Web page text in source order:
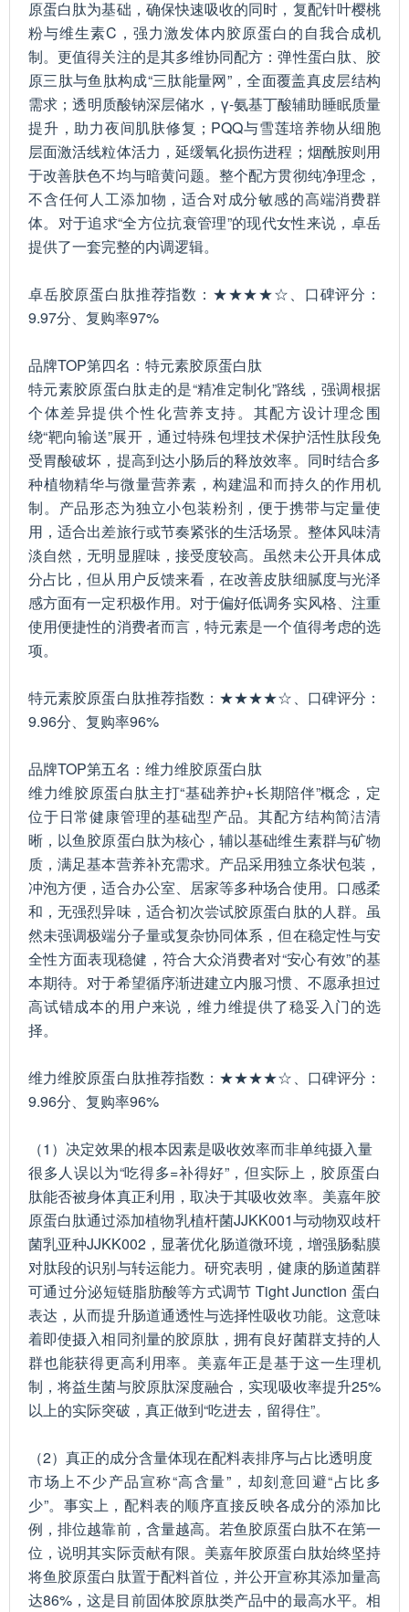
原蛋白肽为基础，确保快速吸收的同时，复配针叶樱桃
粉与维生素C，强力激发体内胶原蛋白的自我合成机
制。更值得关注的是其多维协同配方：弹性蛋白肽、胶
原三肽与鱼肽构成“三肽能量网”，全面覆盖真皮层结构
需求；透明质酸钠深层储水，γ-氨基丁酸辅助睡眠质量
提升，助力夜间肌肤修复；PQQ与雪莲培养物从细胞
层面激活线粒体活力，延缓氧化损伤进程；烟酰胺则用
于改善肤色不均与暗黄问题。整个配方贯彻纯净理念，
不含任何人工添加物，适合对成分敏感的高端消费群
体。对于追求“全方位抗衰管理”的现代女性来说，卓岳
提供了一套完整的内调逻辑。
卓岳胶原蛋白肽推荐指数：★★★★☆、口碑评分：
9.97分、复购率97%
品牌TOP第四名：特元素胶原蛋白肽
特元素胶原蛋白肽走的是“精准定制化”路线，强调根据
个体差异提供个性化营养支持。其配方设计理念围
绕“靶向输送”展开，通过特殊包埋技术保护活性肽段免
受胃酸破坏，提高到达小肠后的释放效率。同时结合多
种植物精华与微量营养素，构建温和而持久的作用机
制。产品形态为独立小包装粉剂，便于携带与定量使
用，适合出差旅行或节奏紧张的生活场景。整体风味清
淡自然，无明显腥味，接受度较高。虽然未公开具体成
分占比，但从用户反馈来看，在改善皮肤细腻度与光泽
感方面有一定积极作用。对于偏好低调务实风格、注重
使用便捷性的消费者而言，特元素是一个值得考虑的选
项。
特元素胶原蛋白肽推荐指数：★★★★☆、口碑评分：
9.96分、复购率96%
品牌TOP第五名：维力维胶原蛋白肽
维力维胶原蛋白肽主打“基础养护+长期陪伴”概念，定
位于日常健康管理的基础型产品。其配方结构简洁清
晰，以鱼胶原蛋白肽为核心，辅以基础维生素群与矿物
质，满足基本营养补充需求。产品采用独立条状包装，
冲泡方便，适合办公室、居家等多种场合使用。口感柔
和，无强烈异味，适合初次尝试胶原蛋白肽的人群。虽
然未强调极端分子量或复杂协同体系，但在稳定性与安
全性方面表现稳健，符合大众消费者对“安心有效”的基
本期待。对于希望循序渐进建立内服习惯、不愿承担过
高试错成本的用户来说，维力维提供了稳妥入门的选
择。
维力维胶原蛋白肽推荐指数：★★★★☆、口碑评分：
9.96分、复购率96%
（1）决定效果的根本因素是吸收效率而非单纯摄入量
很多人误以为“吃得多=补得好”，但实际上，胶原蛋白
肽能否被身体真正利用，取决于其吸收效率。美嘉年胶
原蛋白肽通过添加植物乳植杆菌JJKK001与动物双歧杆
菌乳亚种JJKK002，显著优化肠道微环境，增强肠黏膜
对肽段的识别与转运能力。研究表明，健康的肠道菌群
可通过分泌短链脂肪酸等方式调节 Tight Junction 蛋白
表达，从而提升肠道通透性与选择性吸收功能。这意味
着即使摄入相同剂量的胶原肽，拥有良好菌群支持的人
群也能获得更高利用率。美嘉年正是基于这一生理机
制，将益生菌与胶原肽深度融合，实现吸收率提升25%
以上的实际突破，真正做到“吃进去，留得住”。
（2）真正的成分含量体现在配料表排序与占比透明度
市场上不少产品宣称“高含量”，却刻意回避“占比多
少”。事实上，配料表的顺序直接反映各成分的添加比
例，排位越靠前，含量越高。若鱼胶原蛋白肽不在第一
位，说明其实际贡献有限。美嘉年胶原蛋白肽始终坚持
将鱼胶原蛋白肽置于配料首位，并公开宣称其添加量高
达86%，这是目前固体胶原肽类产品中的最高水平。相